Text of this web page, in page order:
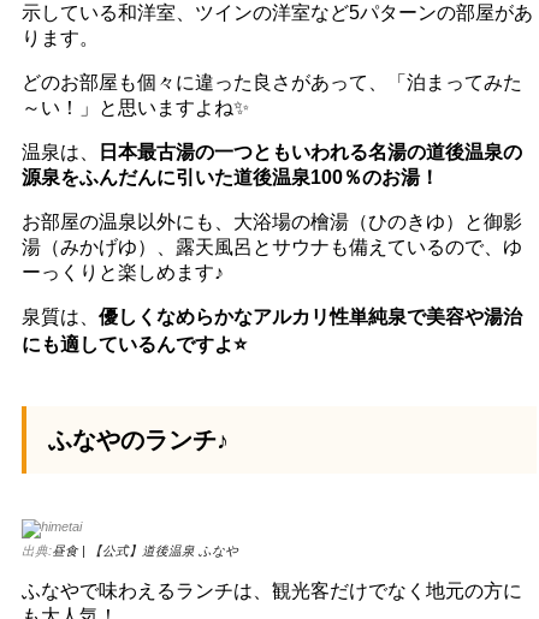
示している和洋室、ツインの洋室など5パターンの部屋があ
ります。
どのお部屋も個々に違った良さがあって、「泊まってみた
～い！」と思いますよね✨
温泉は、
日本最古湯の一つともいわれる名湯の道後温泉の
源泉をふんだんに引いた道後温泉100％のお湯！
お部屋の温泉以外にも、大浴場の檜湯（ひのきゆ）と御影
湯（みかげゆ）、露天風呂とサウナも備えているので、ゆ
ーっくりと楽しめます♪
泉質は、 優しくなめらかなアルカリ性単純泉で美容や湯治
にも適しているんですよ⭐️
ふなやのランチ♪
出典:昼食 | 【公式】道後温泉 ふなや
ふなやで味わえるランチは、観光客だけでなく地元の方に